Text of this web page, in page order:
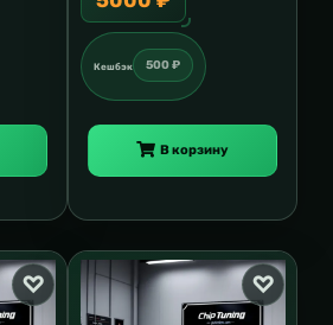
Кешбэк 500 ₽
В корзину